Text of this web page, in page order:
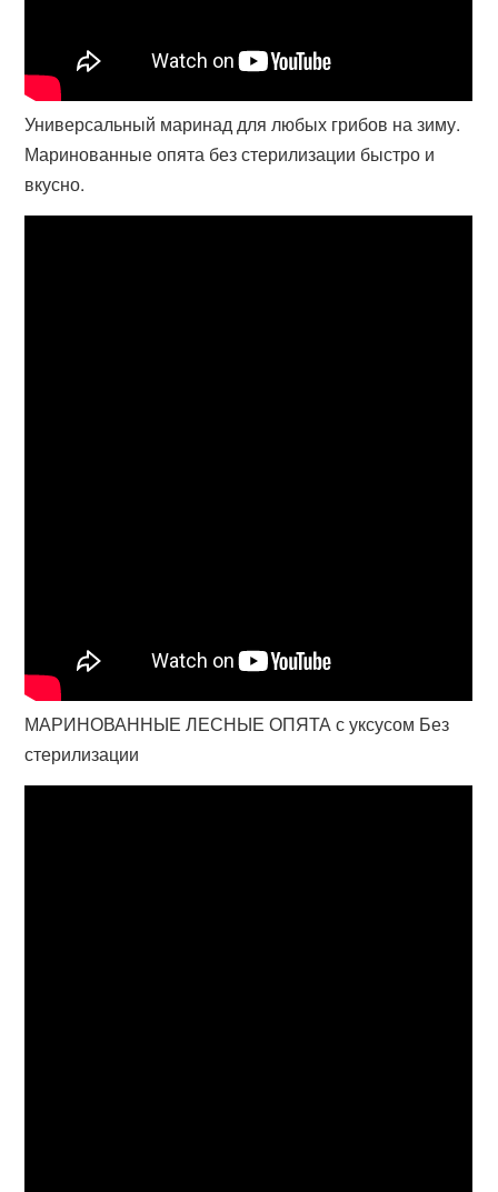
Универсальный маринад для любых грибов на зиму.
Маринованные опята без стерилизации быстро и
вкусно.
МАРИНОВАННЫЕ ЛЕСНЫЕ ОПЯТА с уксусом Без
стерилизации